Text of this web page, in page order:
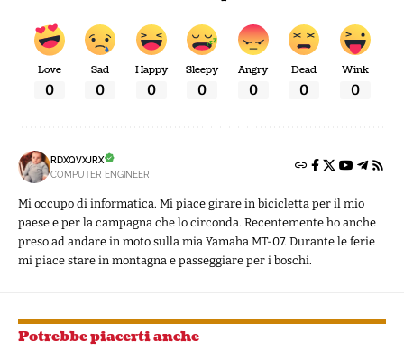
Love
0
Sad
0
Happy
0
Sleepy
0
Angry
0
Dead
0
Wink
0
RDXQVXJRX
COMPUTER ENGINEER
Mi occupo di informatica. Mi piace girare in bicicletta per il mio
paese e per la campagna che lo circonda. Recentemente ho anche
preso ad andare in moto sulla mia Yamaha MT-07. Durante le ferie
mi piace stare in montagna e passeggiare per i boschi.
Potrebbe piacerti anche